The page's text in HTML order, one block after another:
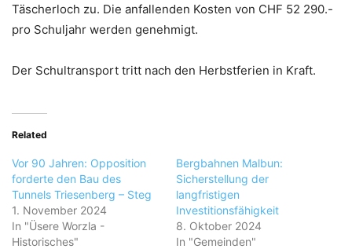
Täscherloch zu. Die anfallenden Kosten von CHF 52 290.-
pro Schuljahr werden genehmigt.
Der Schultransport tritt nach den Herbstferien in Kraft.
Related
Vor 90 Jahren: Opposition
forderte den Bau des
Tunnels Triesenberg – Steg
1. November 2024
In "Üsere Worzla -
Historisches"
Bergbahnen Malbun:
Sicherstellung der
langfristigen
Investitionsfähigkeit
8. Oktober 2024
In "Gemeinden"